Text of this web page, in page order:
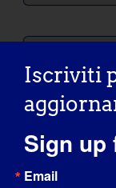
TEST LGMD
Pensate di
distrofia
Iscriviti
Sign up
Email